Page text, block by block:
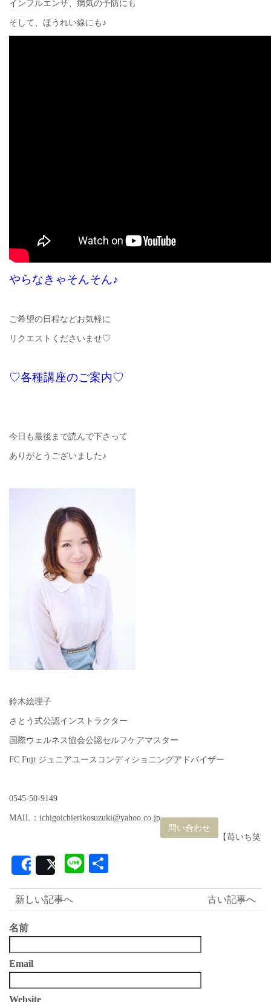
インフルエンザ、病気の予防にも
そして、ほうれい線にも♪
やらなきゃそんそん♪
ご希望の日程などお気軽に
リクエストくださいませ♡
♡各種講座のご案内♡
今日も最後まで読んで下さって
ありがとうございました♪
鈴木絵理子
さとう式公認インストラクター
国際ウェルネス協会公認セルフケアマスター
FC Fuji ジュニアユースコンディショニングアドバイザー
0545-50-9149
MAIL：ichigoichierikosuzuki@yahoo.co.jp
問い合わせ
【苺いち笑
SharePost Line
有
古い記事へ
新しい記事へ
名前
Email
Website